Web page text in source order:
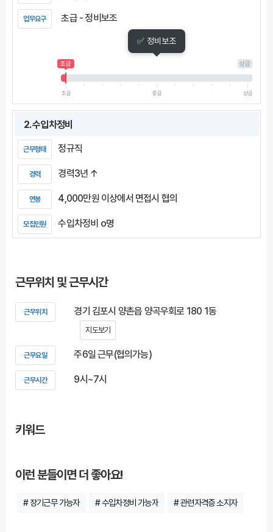
업무요구 초급 - 정비보조
✅ 정비보조
상급
초급
초급 중급 상급
2. 수입차정비
근무형태 정규직
경력 경력3년 ↑
연봉 4,000만원 이상에서 면접시 협의
모집인원 수입차정비 o명
근무위치 및 근무시간
근무위치 경기 김포시 양촌읍 양곡우회로 180 1동
지도보기
근무요일 주6일 근무(협의가능)
근무시간 9시~7시
키워드
이런 분들이면 더 좋아요!
# 장기근무 가능자 # 수입차정비 가능자 # 관련자격증 소지자